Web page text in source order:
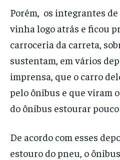
Porém, os integrantes
vinha logo atrás e ficou
carroceria da carreta,
sustentam, em vários
imprensa, que o carro
pelo ônibus e que viram
do ônibus estourar
De acordo com esses
estouro do pneu, o